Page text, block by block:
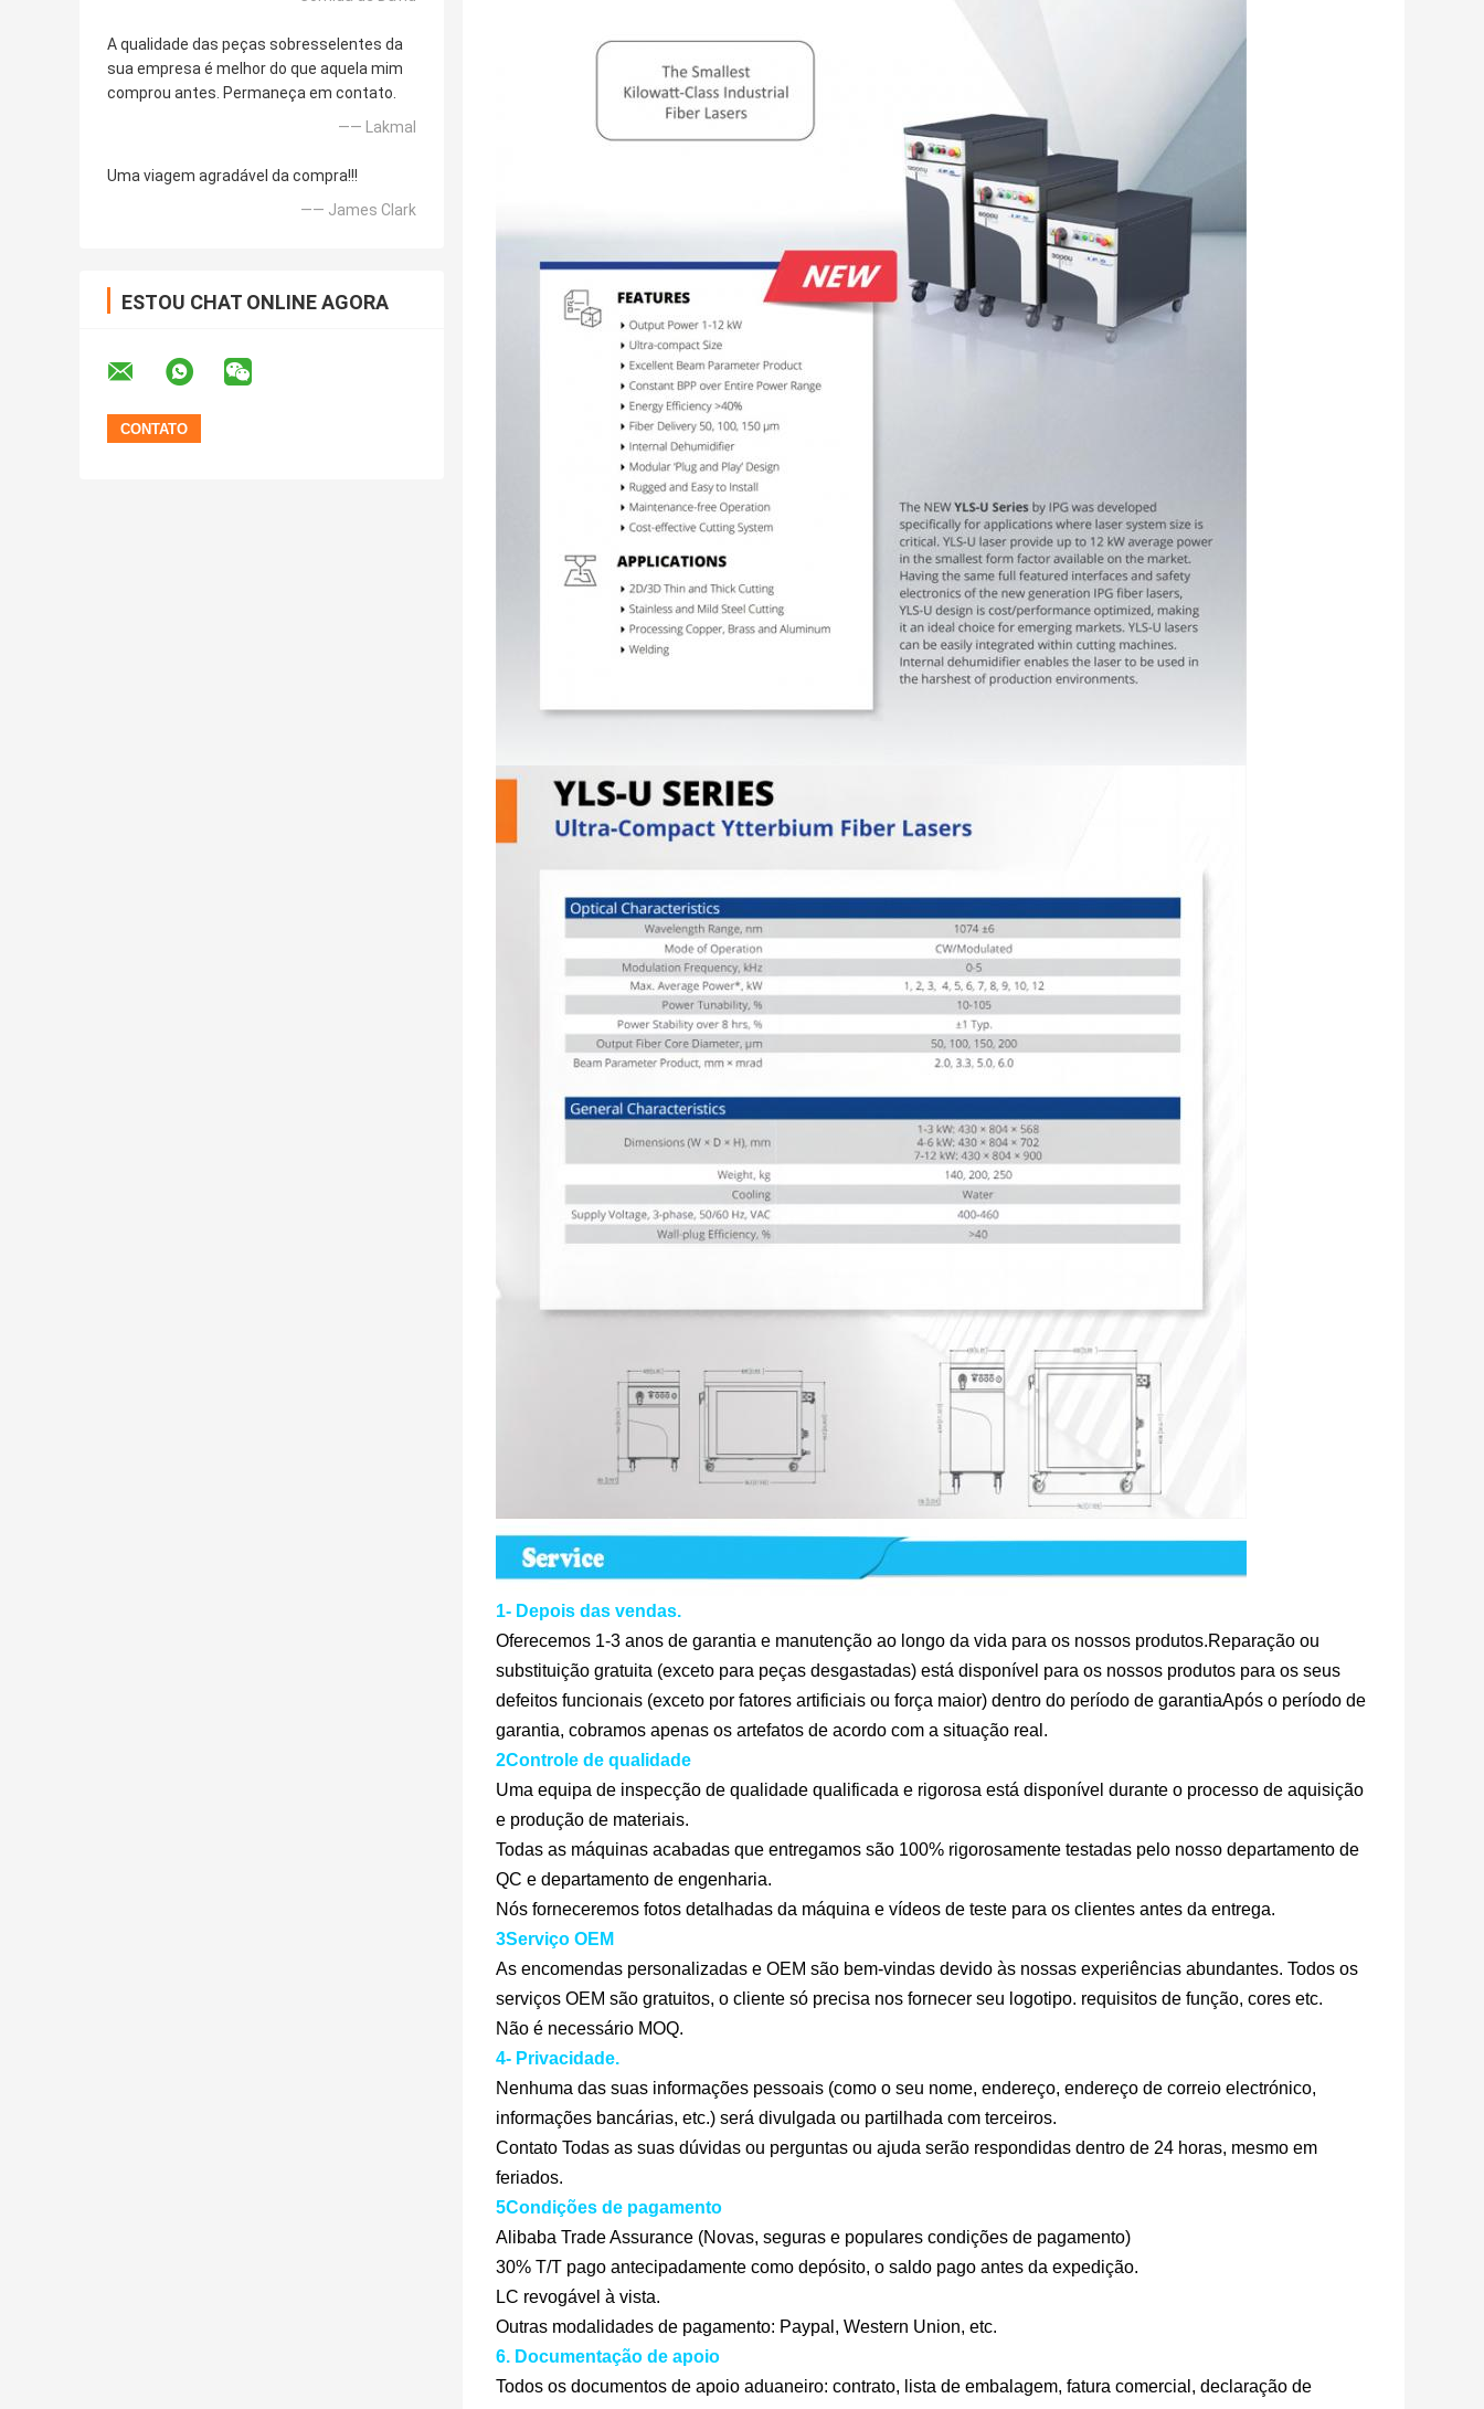
A qualidade das peças sobresselentes da
sua empresa é melhor do que aquela mim
comprou antes. Permaneça em contato.
—— Lakmal
Uma viagem agradável da compra!!!
—— James Clark
ESTOU CHAT ONLINE AGORA
1- Depois das vendas.
Oferecemos 1-3 anos de garantia e manutenção ao longo da vida para os nossos produtos.Reparação ou
substituição gratuita (exceto para peças desgastadas) está disponível para os nossos produtos para os seus
defeitos funcionais (exceto por fatores artificiais ou força maior) dentro do período de garantiaApós o período de
garantia, cobramos apenas os artefatos de acordo com a situação real.
2Controle de qualidade
Uma equipa de inspecção de qualidade qualificada e rigorosa está disponível durante o processo de aquisição
e produção de materiais.
Todas as máquinas acabadas que entregamos são 100% rigorosamente testadas pelo nosso departamento de
QC e departamento de engenharia.
Nós forneceremos fotos detalhadas da máquina e vídeos de teste para os clientes antes da entrega.
3Serviço OEM
As encomendas personalizadas e OEM são bem-vindas devido às nossas experiências abundantes. Todos os
serviços OEM são gratuitos, o cliente só precisa nos fornecer seu logotipo. requisitos de função, cores etc.
Não é necessário MOQ.
4- Privacidade.
Nenhuma das suas informações pessoais (como o seu nome, endereço, endereço de correio electrónico,
informações bancárias, etc.) será divulgada ou partilhada com terceiros.
Contato Todas as suas dúvidas ou perguntas ou ajuda serão respondidas dentro de 24 horas, mesmo em
feriados.
5Condições de pagamento
Alibaba Trade Assurance (Novas, seguras e populares condições de pagamento)
30% T/T pago antecipadamente como depósito, o saldo pago antes da expedição.
LC revogável à vista.
Outras modalidades de pagamento: Paypal, Western Union, etc.
6. Documentação de apoio
Todos os documentos de apoio aduaneiro: contrato, lista de embalagem, fatura comercial, declaração de